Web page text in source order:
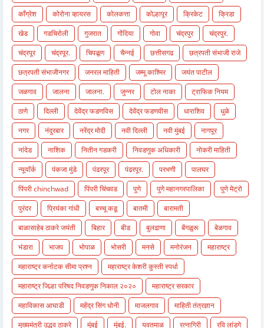
काँग्रेश
कोरोना व्हायरस कोलकत्ता कोल्हापूर क्रिकेट
क्रिडा
खेड
गडचिरोली गुजरात गोंदिया गोवा चंद्रपुर
चंद्रपुर.
चंद्रपूर
चंद्रपूर. चिपळूण चैन्नई छत्तीसगढ
छत्रपती संभाजी राजे
छत्रपती संभाजीनगर
जनरल माहिती जम्मू काश्मिर
जयंत पाटील
जळगाव
जालना जालना. जुन्नर टोल नाका
ट्राफिक नियम
ठाणे
दिल्ली देवेंद्र फडणविस देवेंद्र फडणवीस धाराशिव
धुळे
नगर
नंदुरबार नरेंद्र मोदी नवी दिल्ली नवी मुंबई
नागपूर
नांदेड
नाशिक नितीन गडकरी निवडणुक अधिकारी
नोकरी माहिती
न्यूयॉर्क
पंकजा मुंडे पंढरपूर पंढरपूर. परभणी
पालघर
पिंपरी chinchwad
पिंपरी चिंचवड पुणे पुणे महानगरपालिका
पुणे मेट्रो
पुरंदर
प्रियंका गांधी बच्चू कडू बातमी
बारामती
बाळासाहेब ठाकरे जयंती
बिहार बीड बुलढाणा बेंगळुरू
बेळगाव
भंडारा
भाजप भोपाळ भोसरी मनसे मनोरंजन
महाराष्ट्र
महाराष्ट्र कर्नाटक सीमा प्रश्न
महाराष्ट्र केशरी कुस्ती स्पर्धा
महाराष्ट्र जिल्हा परिषद निवडणुक निकाल २०२०
महाराष्ट्र सरकार
महाविकास आघाडी
महेंद्र सिंग धोनी माजलगाव
माहिती तंत्रज्ञान
मुख्यमंत्री उद्धव ठाकरे
मुंबई मुंबई. यवतमाळ रत्नागिरी रवि लांडगे